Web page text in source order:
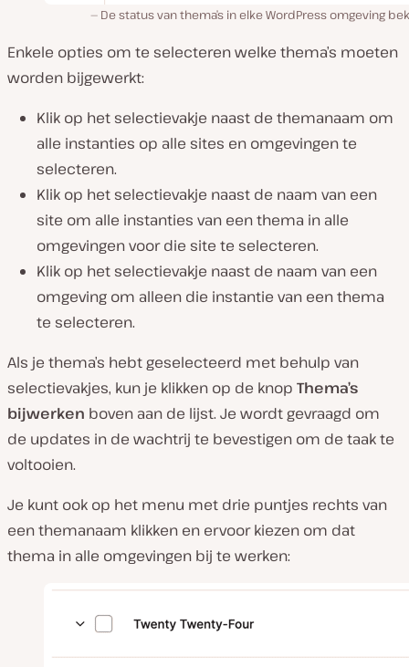
De status van thema’s in elke WordPress omgeving
Enkele opties om te selecteren welke thema’s moeten
worden bijgewerkt:
Klik op het selectievakje naast de themanaam om
alle instanties op alle sites en omgevingen te
selecteren.
Klik op het selectievakje naast de naam van een
site om alle instanties van een thema in alle
omgevingen voor die site te selecteren.
Klik op het selectievakje naast de naam van een
omgeving om alleen die instantie van een thema
te selecteren.
Als je thema’s hebt geselecteerd met behulp van
selectievakjes, kun je klikken op de knop Thema’s
bijwerken boven aan de lijst. Je wordt gevraagd om
de updates in de wachtrij te bevestigen om de taak te
voltooien.
Je kunt ook op het menu met drie puntjes rechts van
een themanaam klikken en ervoor kiezen om dat
thema in alle omgevingen bij te werken: